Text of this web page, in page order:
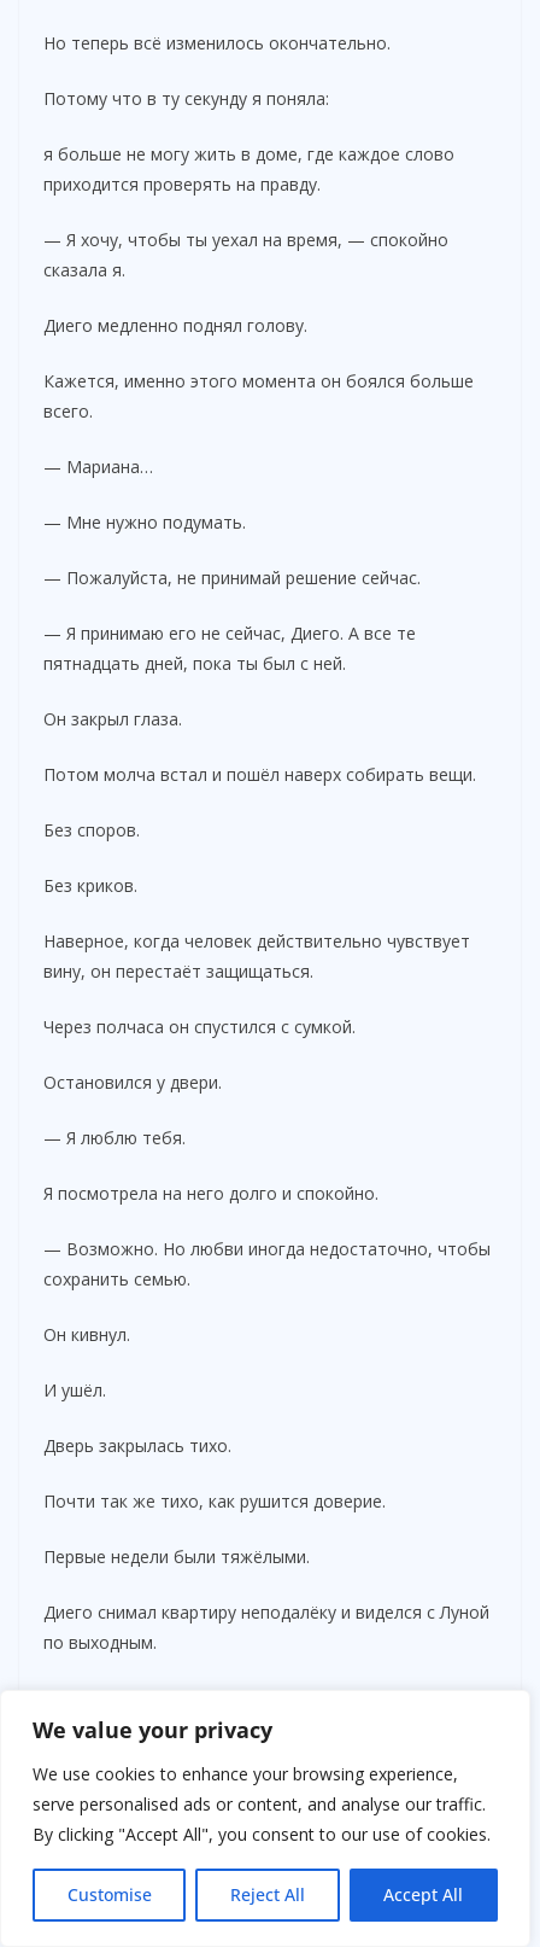
We value your privacy
We use cookies to enhance your browsing experience,
serve personalised ads or content, and analyse our traffic.
By clicking "Accept All", you consent to our use of cookies.
Customise Reject All Accept All
Но теперь всё изменилось окончательно.
Потому что в ту секунду я поняла:
я больше не могу жить в доме, где каждое слово
приходится проверять на правду.
— Я хочу, чтобы ты уехал на время, — спокойно
сказала я.
Диего медленно поднял голову.
Кажется, именно этого момента он боялся больше
всего.
— Мариана…
— Мне нужно подумать.
— Пожалуйста, не принимай решение сейчас.
— Я принимаю его не сейчас, Диего. А все те
пятнадцать дней, пока ты был с ней.
Он закрыл глаза.
Потом молча встал и пошёл наверх собирать вещи.
Без споров.
Без криков.
Наверное, когда человек действительно чувствует
вину, он перестаёт защищаться.
Через полчаса он спустился с сумкой.
Остановился у двери.
— Я люблю тебя.
Я посмотрела на него долго и спокойно.
— Возможно. Но любви иногда недостаточно, чтобы
сохранить семью.
Он кивнул.
И ушёл.
Дверь закрылась тихо.
Почти так же тихо, как рушится доверие.
Первые недели были тяжёлыми.
Диего снимал квартиру неподалёку и виделся с Луной
по выходным.
Некоторые разговоры не меняют ничего.
Я занялась собой.
Снова начала нормально спать.